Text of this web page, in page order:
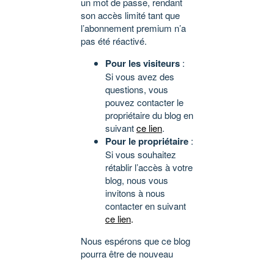
son accès limité tant que
l’abonnement premium n’a
pas été réactivé.
Pour les visiteurs :
Si vous avez des
questions, vous
pouvez contacter le
propriétaire du blog en
suivantce lien.
Pour le propriétaire :
Si vous souhaitez
rétablir l’accès à votre
blog, nous vous
invitons à nous
contacter en suivant
ce lien.
Nous espérons que ce blog
pourra être de nouveau